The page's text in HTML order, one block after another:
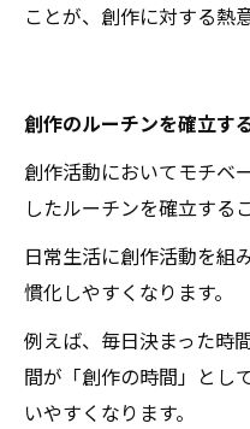
ことが、創作に対する熱
創作のルーチンを確立す
創作活動においてモチベ
したルーチンを確立する
日常生活に創作活動を組
慣化しやすくなります。
例えば、毎日決まった時
間が「創作の時間」とし
いやすくなります。